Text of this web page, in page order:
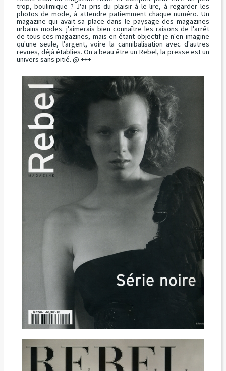
trop, boulimique ? J'ai pris du plaisir à le lire, à regarder les
photos de mode, à attendre patiemment chaque numéro. Un
magazine qui avait sa place dans le paysage des magazines
urbains modes. j'aimerais bien connaître les raisons de l'arrêt
de tous ces magazines, mais en étant objectif je n'en imagine
qu'une seule, l'argent, voire la cannibalisation avec d'autres
revues, déjà établies. On a beau être un Rebel, la presse est un
univers sans pitié. @ +++